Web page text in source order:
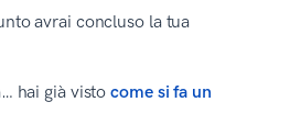
avrai concluso la tua
hai già vistocome si fa un